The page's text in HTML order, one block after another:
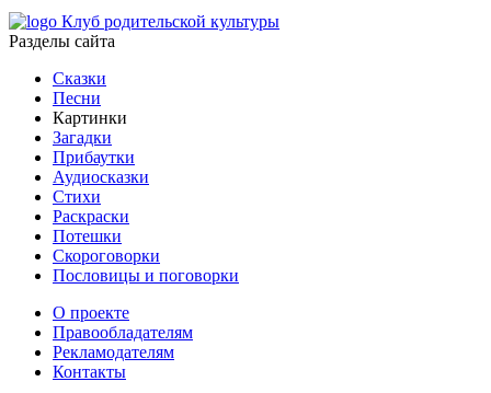
Клуб родительской культуры
Разделы сайта
Сказки
Песни
Картинки
Загадки
Прибаутки
Аудиосказки
Стихи
Раскраски
Потешки
Скороговорки
Пословицы и поговорки
О проекте
Правообладателям
Рекламодателям
Контакты